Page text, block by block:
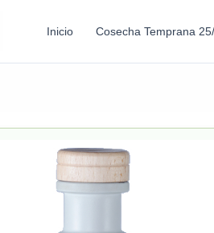
Inicio Cosecha Temprana